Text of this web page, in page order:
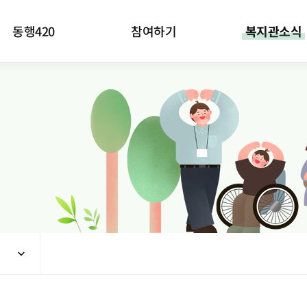
동행420 참여하기 복지관소식